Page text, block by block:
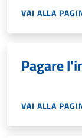
VAI ALLA
Pagare
VAI ALLA